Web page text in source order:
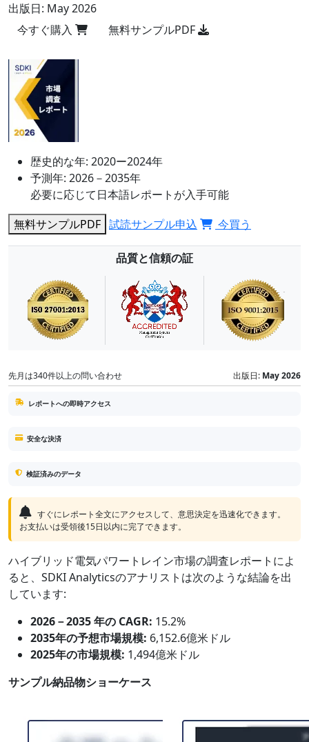
出版日: May 2026
今すぐ購入
無料サンプルPDF
歴史的な年: 2020ー2024年
予測年: 2026－2035年
必要に応じて日本語レポートが入手可能
無料サンプルPDF 試読サンプル申込 今買う
品質と信頼の証
先月は340件以上の問い合わせ 出版日: May 2026
レポートへの即時アクセス
安全な決済
検証済みのデータ
すぐにレポート全文にアクセスして、意思決定を迅速化できます。
お支払いは受領後15日以内に完了できます。
ハイブリッド電気パワートレイン市場の調査レポートによ
ると、SDKI Analyticsのアナリストは次のような結論を出
しています:
2026－2035 年の CAGR: 15.2%
2035年の予想市場規模: 6,152.6億米ドル
2025年の市場規模: 1,494億米ドル
サンプル納品物ショーケース